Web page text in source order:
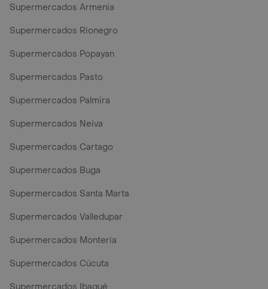
Supermercados Armenia
Supermercados Rionegro
Supermercados Popayan
Supermercados Pasto
Supermercados Palmira
Supermercados Neiva
Supermercados Cartago
Supermercados Buga
Supermercados Santa Marta
Supermercados Valledupar
Supermercados Monteria
Supermercados Cúcuta